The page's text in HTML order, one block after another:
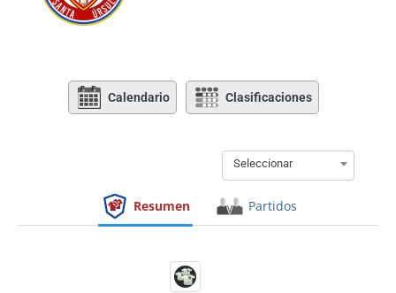
Calendario Clasificaciones
Seleccionar
Resumen Partidos